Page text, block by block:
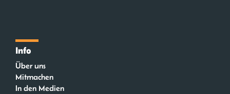
Info
Über uns
Mitmachen
In den Medien